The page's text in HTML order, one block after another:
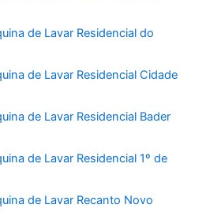
de Lavar Residencial do
de Lavar Residencial Cidade
de Lavar Residencial Bader
de Lavar Residencial 1º de
de Lavar Recanto Novo